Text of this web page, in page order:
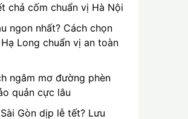
chả cốm chuẩn vị Hà Nội
ngon nhất? Cách chọn
Long chuẩn vị an toàn
ngâm mơ đường phèn
quản cực lâu
Gòn dịp lễ tết? Lưu